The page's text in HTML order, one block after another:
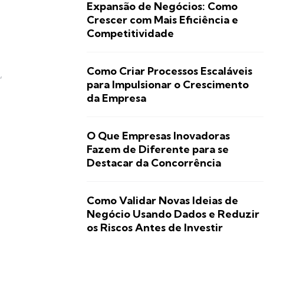
Expansão de Negócios: Como
Crescer com Mais Eficiência e
Competitividade
Como Criar Processos Escaláveis
para Impulsionar o Crescimento
da Empresa
O Que Empresas Inovadoras
Fazem de Diferente para se
Destacar da Concorrência
Como Validar Novas Ideias de
Negócio Usando Dados e Reduzir
os Riscos Antes de Investir